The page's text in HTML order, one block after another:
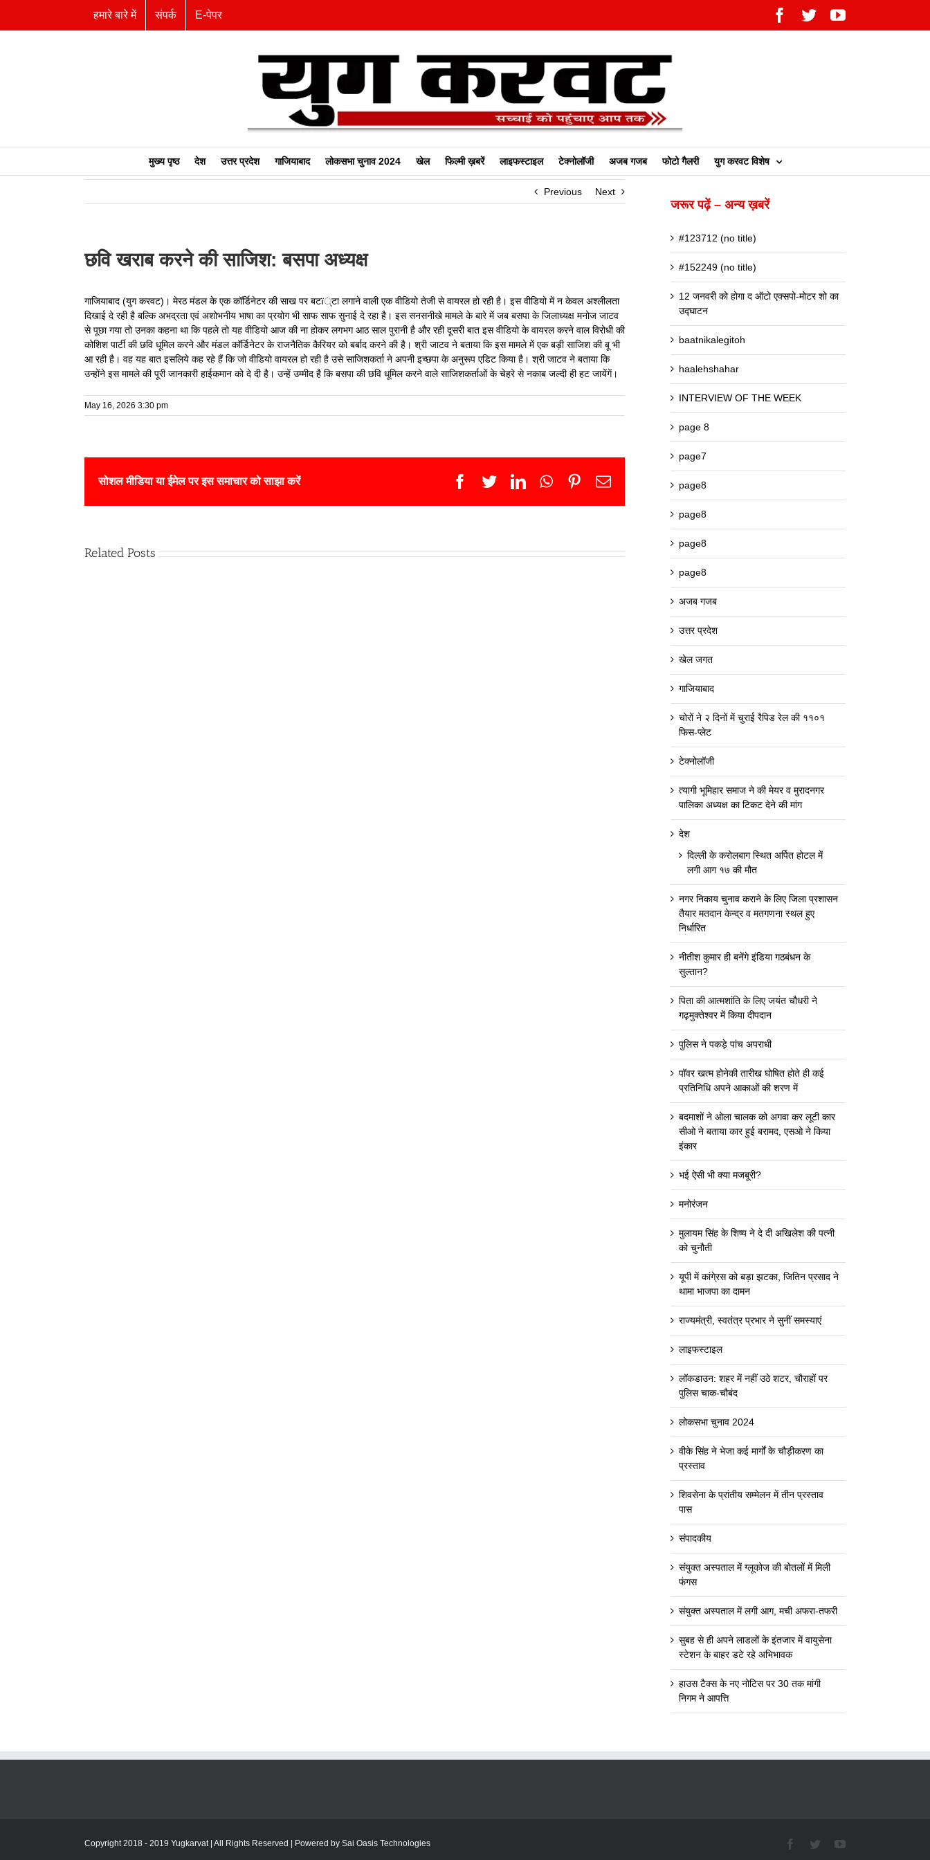
हमारे बारे में संपर्क E-पेपर Facebook
TwitterYouTube
मुख्य पृष्ठ देश उत्तर प्रदेश गाजियाबाद लोकसभा चुनाव 2024 खेल फिल्‍मी ख़बरें लाइफस्टाइल टेक्नोलॉजी अजब गजब फोटो गैलरी युग करवट विशेष
Previous Next
छवि खराब करने की साजिश: बसपा अध्यक्ष
गाजियाबाद (युग करवट)। मेरठ मंडल के एक कॉर्डिनेटर की साख पर बटï्टा लगाने वाली एक वीडियो तेजी से वायरल हो रही है। इस वीडियो में न केवल अश्लीलता
दिखाई दे रही है बल्कि अभद्रता एवं अशोभनीय भाषा का प्रयोग भी साफ साफ सुनाई दे रहा है। इस सनसनीखे मामले के बारे में जब बसपा के जिलाध्यक्ष मनोज जाटव
से पूछा गया तो उनका कहना था कि पहले तो यह वीडियो आज की ना होकर लगभग आठ साल पुरानी है और रही दूसरी बात इस वीडियो के वायरल करने वाल विरोधी की
कोशिश पार्टी की छवि धूमिल करने और मंडल कॉर्डिनेटर के राजनैतिक कैरियर को बर्बाद करने की है। श्री जाटव ने बताया कि इस मामले में एक बड़ी साजिश की बू भी
आ रही है। वह यह बात इसलिये कह रहे हैं कि जो वीडियो वायरल हो रही है उसे साजिशकर्ता ने अपनी इच्छपा के अनुरूप एडिट किया है। श्री जाटव ने बताया कि
उन्होंने इस मामले की पूरी जानकारी हाईकमान को दे दी है। उन्हें उम्मीद है कि बसपा की छवि धूमिल करने वाले साजिशकर्ताओं के चेहरे से नकाब जल्दी ही हट जायेंगें।
May 16, 2026 3:30 pm
सोशल मीडिया या ईमेल पर इस समाचार को साझा करें Facebook
TwitterLinkedInWhatsApp
Pinterest
Email
Related Posts
जरूर पढ़ें – अन्य ख़बरें
#123712 (no title)
#152249 (no title)
12 जनवरी को होगा द ऑटो एक्सपो-मोटर शो का
उद्घाटन
baatnikalegitoh
haalehshahar
INTERVIEW OF THE WEEK
page 8
page7
page8
page8
page8
page8
अजब गजब
उत्तर प्रदेश
खेल जगत
गाजियाबाद
चोरों ने २ दिनों में चुराई रैपिड रेल की ११०१
फिस-प्लेट
टेक्नोलॉजी
त्यागी भूमिहार समाज ने की मेयर व मुरादनगर
पालिका अध्यक्ष का टिकट देने की मांग
देश
दिल्ली के करोलबाग स्थित अर्पित होटल में
लगी आग १७ की मौत
नगर निकाय चुनाव कराने के लिए जिला प्रशासन
तैयार मतदान केन्द्र व मतगणना स्थल हुए
निर्धारित
नीतीश कुमार ही बनेंगे इंडिया गठबंधन के
सुल्तान?
पिता की आत्मशांति के लिए जयंत चौधरी ने
गढ़मुक्तेश्वर में किया दीपदान
पुलिस ने पकड़े पांच अपराधी
पॉवर खत्म होनेकी तारीख घोषित होते ही कई
प्रतिनिधि अपने आकाओं की शरण में
बदमाशों ने ओला चालक को अगवा कर लूटी कार
सीओ ने बताया कार हुई बरामद, एसओ ने किया
इंकार
भई ऐसी भी क्या मजबूरी?
मनोरंजन
मुलायम सिंह के शिष्य ने दे दी अखिलेश की पत्नी
को चुनौती
यूपी में कांगे्रस को बड़ा झटका, जितिन प्रसाद ने
थामा भाजपा का दामन
राज्यमंत्री, स्वतंत्र प्रभार ने सुनीं समस्याएं
लाइफस्टाइल
लॉकडाउन: शहर में नहीं उठे शटर, चौराहों पर
पुलिस चाक-चौबंद
लोकसभा चुनाव 2024
वीके सिंह ने भेजा कई मार्गों के चौड़ीकरण का
प्रस्ताव
शिवसेना के प्रांतीय सम्मेलन में तीन प्रस्ताव
पास
संपादकीय
संयुक्त अस्पताल में ग्लूकोज की बोतलों में मिली
फंगस
संयुक्त अस्पताल में लगी आग, मची अफरा-तफरी
सुबह से ही अपने लाडलों के इंतजार में वायुसेना
स्टेशन के बाहर डटे रहे अभिभावक
हाउस टैक्स के नए नोटिस पर 30 तक मांगी
निगम ने आपत्ति
Copyright 2018 - 2019 Yugkarvat | All Rights Reserved | Powered by Sai Oasis Technologies Facebook
TwitterYouTube